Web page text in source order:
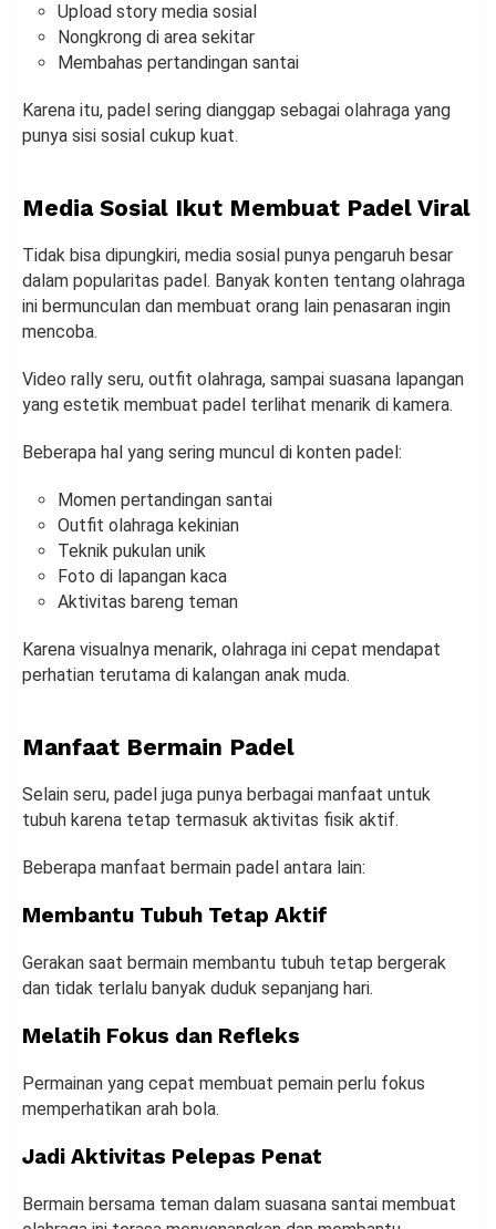
Upload story media sosial
Nongkrong di area sekitar
Membahas pertandingan santai
Karena itu, padel sering dianggap sebagai olahraga yang
punya sisi sosial cukup kuat.
Media Sosial Ikut Membuat Padel Viral
Tidak bisa dipungkiri, media sosial punya pengaruh besar
dalam popularitas padel. Banyak konten tentang olahraga
ini bermunculan dan membuat orang lain penasaran ingin
mencoba.
Video rally seru, outfit olahraga, sampai suasana lapangan
yang estetik membuat padel terlihat menarik di kamera.
Beberapa hal yang sering muncul di konten padel:
Momen pertandingan santai
Outfit olahraga kekinian
Teknik pukulan unik
Foto di lapangan kaca
Aktivitas bareng teman
Karena visualnya menarik, olahraga ini cepat mendapat
perhatian terutama di kalangan anak muda.
Manfaat Bermain Padel
Selain seru, padel juga punya berbagai manfaat untuk
tubuh karena tetap termasuk aktivitas fisik aktif.
Beberapa manfaat bermain padel antara lain:
Membantu Tubuh Tetap Aktif
Gerakan saat bermain membantu tubuh tetap bergerak
dan tidak terlalu banyak duduk sepanjang hari.
Melatih Fokus dan Refleks
Permainan yang cepat membuat pemain perlu fokus
memperhatikan arah bola.
Jadi Aktivitas Pelepas Penat
Bermain bersama teman dalam suasana santai membuat